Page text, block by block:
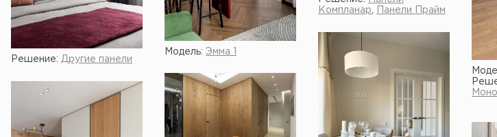
Компланар
Панели Прайм
Модель: Эмма 1
Решение: Другие панели